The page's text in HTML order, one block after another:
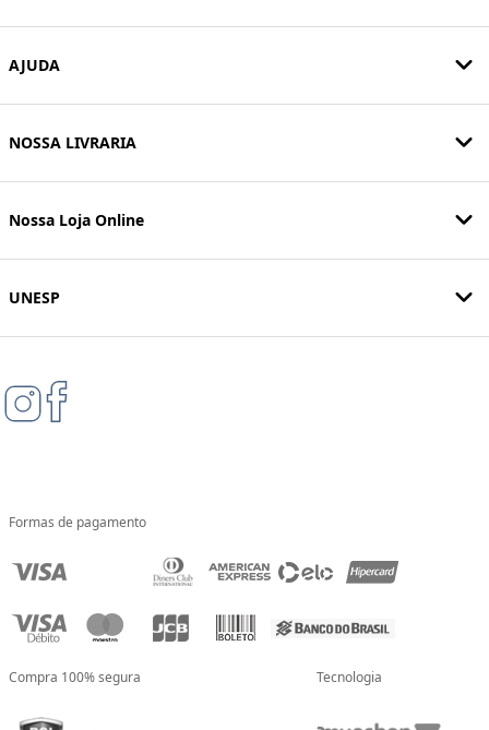
AJUDA
NOSSA LIVRARIA
Nossa Loja Online
UNESP
Formas de pagamento
Compra 100% segura Tecnologia